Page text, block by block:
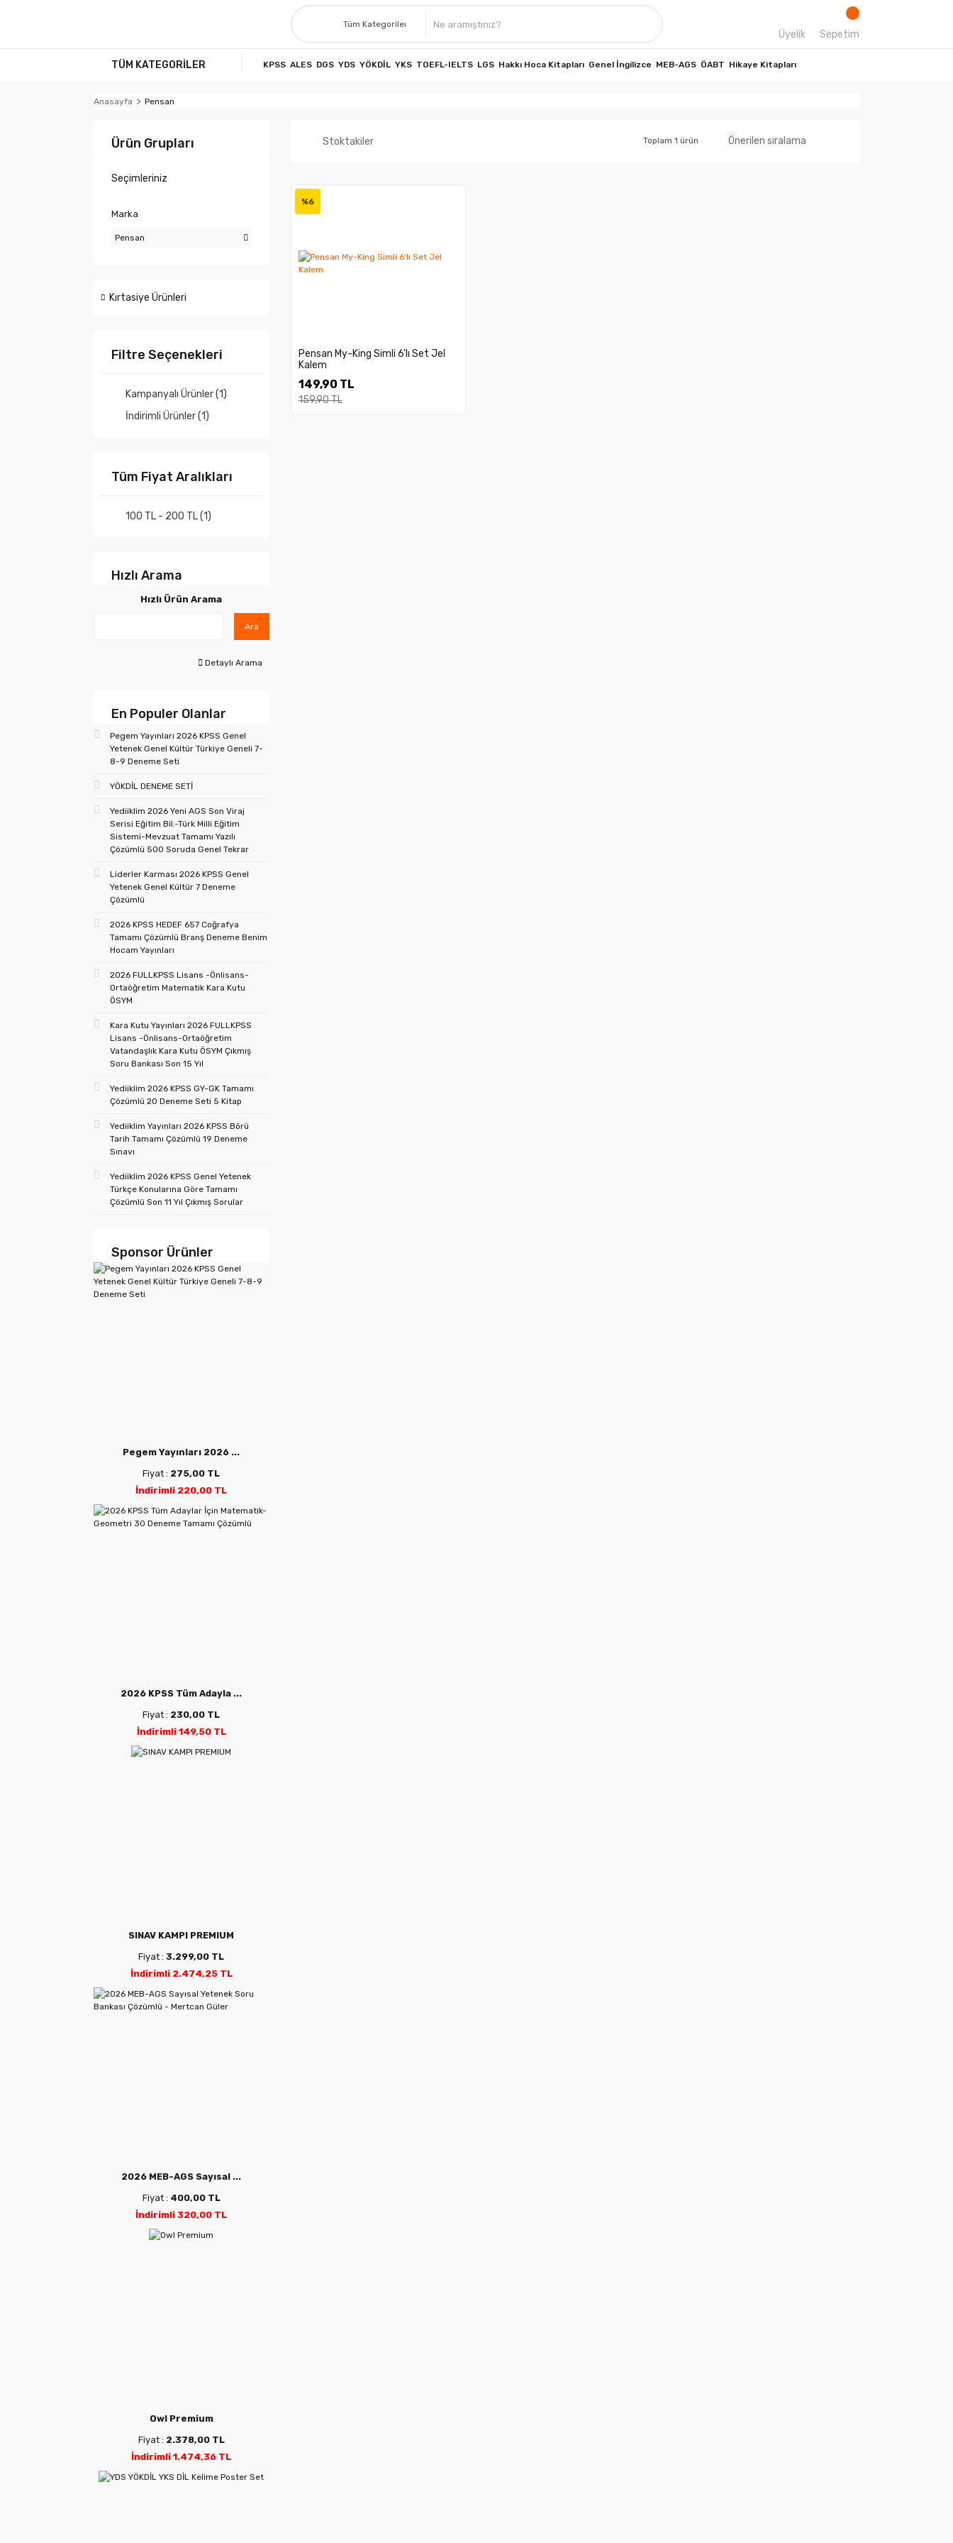
Üyelik Sepetim
TÜM KATEGORİLER KPSS ALES DGS YDS YÖKDİL YKS TOEFL-IELTS LGS Hakkı Hoca Kitapları Genel İngilizce MEB-AGS ÖABT Hikaye Kitapları
Anasayfa Pensan
Ürün Grupları
Seçimleriniz
Marka
Pensan
Kırtasiye Ürünleri
Filtre Seçenekleri
Kampanyalı Ürünler (1)
İndirimli Ürünler (1)
Tüm Fiyat Aralıkları
100 TL - 200 TL (1)
Hızlı Arama
Hızlı Ürün Arama
Ara
Detaylı Arama
En Populer Olanlar
Pegem Yayınları 2026 KPSS Genel
Yetenek Genel Kültür Türkiye Geneli 7-
8-9 Deneme Seti
YÖKDİL DENEME SETİ
Yediiklim 2026 Yeni AGS Son Viraj
Serisi Eğitim Bil.-Türk Milli Eğitim
Sistemi-Mevzuat Tamamı Yazılı
Çözümlü 500 Soruda Genel Tekrar
Liderler Karması 2026 KPSS Genel
Yetenek Genel Kültür 7 Deneme
Çözümlü
2026 KPSS HEDEF 657 Coğrafya
Tamamı Çözümlü Branş Deneme Benim
Hocam Yayınları
2026 FULLKPSS Lisans -Önlisans-
Ortaöğretim Matematik Kara Kutu
ÖSYM
Kara Kutu Yayınları 2026 FULLKPSS
Lisans -Önlisans-Ortaöğretim
Vatandaşlık Kara Kutu ÖSYM Çıkmış
Soru Bankası Son 15 Yıl
Yediiklim 2026 KPSS GY-GK Tamamı
Çözümlü 20 Deneme Seti 5 Kitap
Yediiklim Yayınları 2026 KPSS Börü
Tarih Tamamı Çözümlü 19 Deneme
Sınavı
Yediiklim 2026 KPSS Genel Yetenek
Türkçe Konularına Göre Tamamı
Çözümlü Son 11 Yıl Çıkmış Sorular
Sponsor Ürünler
Pegem Yayınları 2026 ...
Fiyat : 275,00 TL
İndirimli 220,00 TL
2026 KPSS Tüm Adayla ...
Fiyat : 230,00 TL
İndirimli 149,50 TL
SINAV KAMPI PREMIUM
Fiyat :3.299,00 TL
İndirimli 2.474,25 TL
2026 MEB-AGS Sayısal ...
Fiyat : 400,00 TL
İndirimli 320,00 TL
Owl Premium
Fiyat : 2.378,00 TL
İndirimli 1.474,36 TL
Stoktakiler Toplam 1 ürün
%6
Pensan My-King Simli 6'lı Set Jel
Kalem
149,90 TL
159,90 TL